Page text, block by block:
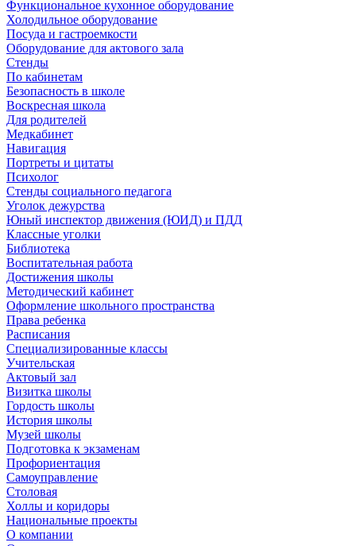
Функциональное кухонное оборудование
Холодильное оборудование
Посуда и гастроемкости
Оборудование для актового зала
Стенды
По кабинетам
Безопасность в школе
Воскресная школа
Для родителей
Медкабинет
Навигация
Портреты и цитаты
Психолог
Стенды социального педагога
Уголок дежурства
Юный инспектор движения (ЮИД) и ПДД
Классные уголки
Библиотека
Воспитательная работа
Достижения школы
Методический кабинет
Оформление школьного пространства
Права ребенка
Расписания
Специализированные классы
Учительская
Актовый зал
Визитка школы
Гордость школы
История школы
Музей школы
Подготовка к экзаменам
Профориентация
Самоуправление
Столовая
Холлы и коридоры
Национальные проекты
О компании